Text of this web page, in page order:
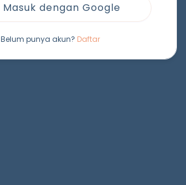
Masuk dengan Google
Belum punya akun? Daftar